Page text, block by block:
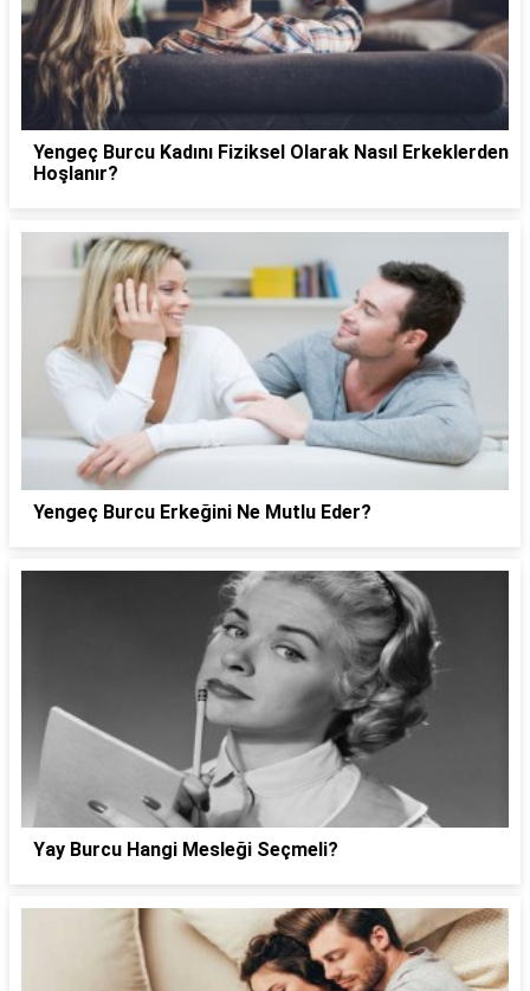
Yengeç Burcu Kadını Fiziksel Olarak Nasıl Erkeklerden
Hoşlanır?
Yengeç Burcu Erkeğini Ne Mutlu Eder?
Yay Burcu Hangi Mesleği Seçmeli?